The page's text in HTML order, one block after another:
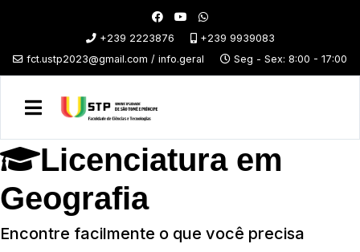
+239 2223876
+239 9939083
fct.ustp2023@gmail.com / info.geral
Seg - Sex: 8:00 - 17:00
Licenciatura em
Geografia
Encontre facilmente o que você precisa